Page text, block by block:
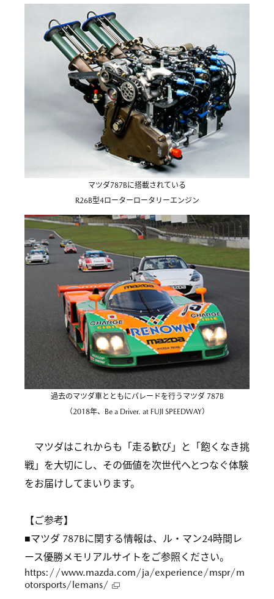
マツダ787Bに搭載されている
R26B型4ローターロータリーエンジン
過去のマツダ車とともにパレードを行うマツダ 787B
（2018年、Be a Driver. at FUJI SPEEDWAY）
マツダはこれからも「走る歓び」と「飽くなき挑
戦」を大切にし、その価値を次世代へとつなぐ体験
をお届けしてまいります。
【ご参考】
■マツダ 787Bに関する情報は、ル・マン24時間レ
ース優勝メモリアルサイトをご参照ください。
https://www.mazda.com/ja/experience/mspr/m
otorsports/lemans/